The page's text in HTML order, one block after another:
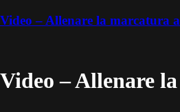
Video – Allenare la marcatura
Video – Allenare